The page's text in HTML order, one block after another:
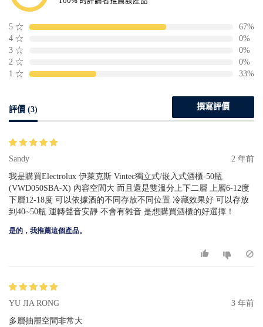
5 ☆
67%
4 ☆
0%
3 ☆
0%
2 ☆
0%
1 ☆ 33%
評價 (3) 撰寫評價
Sandy 2 年前
我是購買Electrolux 伊萊克斯 Vintec獨立式/嵌入式酒櫃-50瓶
(VWD050SBA-X) 內容空間大 而且還是雙溫分上下二層 上層6-12度
下層12-18度 可以依據酒的不同存放不同位置 冷藏效果好 可以存放
到40~50瓶 運轉聲音安靜 不會有雜音 是想購買酒櫃的好選擇！
是的，我推薦這個產品。
YU JIA RONG 3 年前
多層抽屜空間非常大